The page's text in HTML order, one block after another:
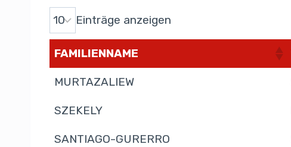
Einträge anzeigen
FAMILIENNAME
MURTAZALIEW
SZEKELY
SANTIAGO-GURERRO